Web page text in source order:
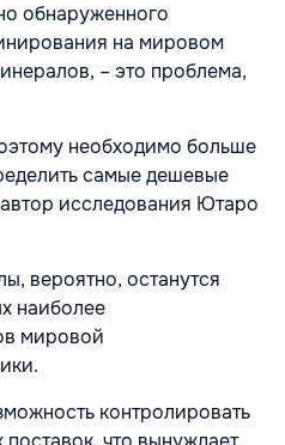
обнаруженного
на мировом
– это проблема,
необходимо больше
самые дешевые
исследования Ютаро
вероятно, останутся
наиболее
мировой
контролировать